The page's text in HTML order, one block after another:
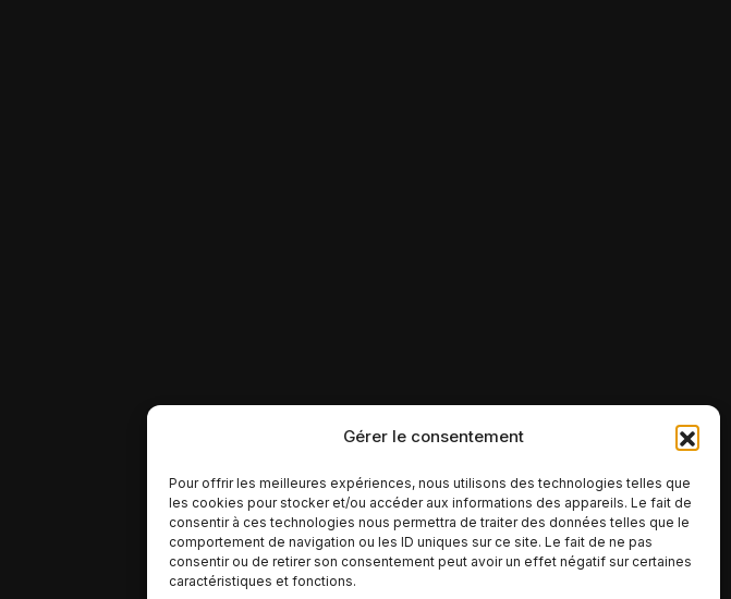
Gérer le consentement
Pour offrir les meilleures expériences, nous utilisons des technologies telles que
les cookies pour stocker et/ou accéder aux informations des appareils. Le fait de
consentir à ces technologies nous permettra de traiter des données telles que le
comportement de navigation ou les ID uniques sur ce site. Le fait de ne pas
consentir ou de retirer son consentement peut avoir un effet négatif sur certaines
caractéristiques et fonctions.